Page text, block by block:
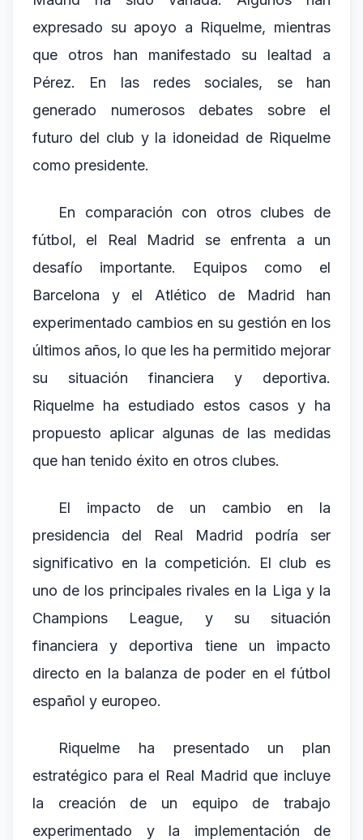
expresado su apoyo a Riquelme, mientras
que otros han manifestado su lealtad a
Pérez. En las redes sociales, se han
generado numerosos debates sobre el
futuro del club y la idoneidad de Riquelme
como presidente.
En comparación con otros clubes de
fútbol, el Real Madrid se enfrenta a un
desafío importante. Equipos como el
Barcelona y el Atlético de Madrid han
experimentado cambios en su gestión en los
últimos años, lo que les ha permitido mejorar
su situación financiera y deportiva.
Riquelme ha estudiado estos casos y ha
propuesto aplicar algunas de las medidas
que han tenido éxito en otros clubes.
El impacto de un cambio en la
presidencia del Real Madrid podría ser
significativo en la competición. El club es
uno de los principales rivales en la Liga y la
Champions League, y su situación
financiera y deportiva tiene un impacto
directo en la balanza de poder en el fútbol
español y europeo.
Riquelme ha presentado un plan
estratégico para el Real Madrid que incluye
la creación de un equipo de trabajo
experimentado y la implementación de